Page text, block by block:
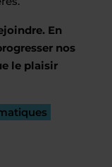
En
nos
le plaisir